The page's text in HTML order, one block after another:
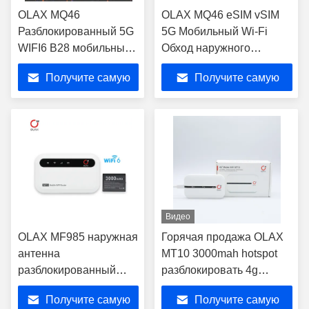
OLAX MQ46
Разблокированный 5G
WIFI6 B28 мобильный
Wi-Fi Обход сетевого
маршрутизатора
портативный 5G LTE
карманный
Получите самую
OLAX MQ46 eSIM vSIM
5G Мобильный Wi-Fi
Обход наружного
маршрутизатора
портативные MIFI 5G
LTE беспроводный
Hotspot карманный
Получите самую
OLAX MF985 наружная
антенна
разблокированный
модем горячий точек
напримерПолучите самую
Видео
Горячая продажа OLAX
MT10 3000mah hotspot
разблокировать 4g
модем wifi
маршрутизатор lte модем
Получите самую